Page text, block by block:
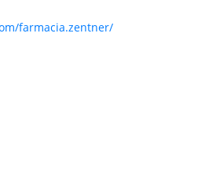
farmacia.zentner/